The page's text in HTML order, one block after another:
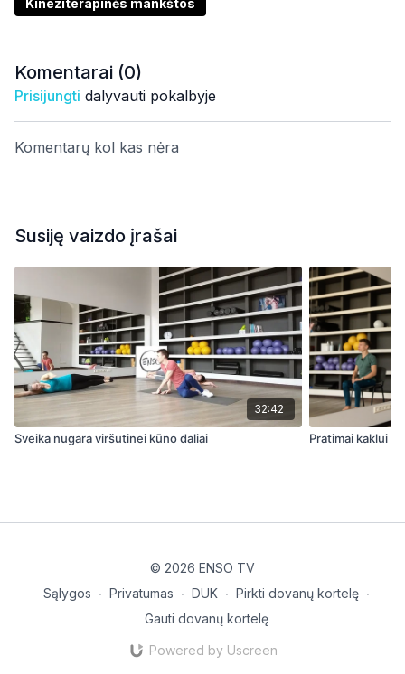
Kineziterapinės mankštos
Komentarai (0)
Prisijungti dalyvauti pokalbyje
Komentarų kol kas nėra
Susiję vaizdo įrašai
32:42
Sveika nugara viršutinei kūno daliai Pratimai kaklui ir
© 2026 ENSO TV
Sąlygos ∙ Privatumas ∙ DUK ∙ Pirkti dovanų kortelę ∙
Gauti dovanų kortelę
Powered by Uscreen